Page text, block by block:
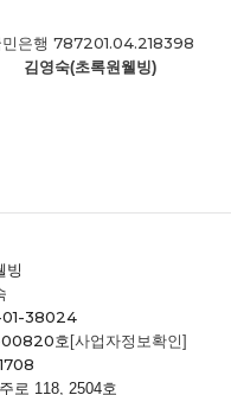
은행 787201.04.218398
김영숙(초록원웰빙)
빙
01-38024
호[사업자정보확인]
로 118, 2504호